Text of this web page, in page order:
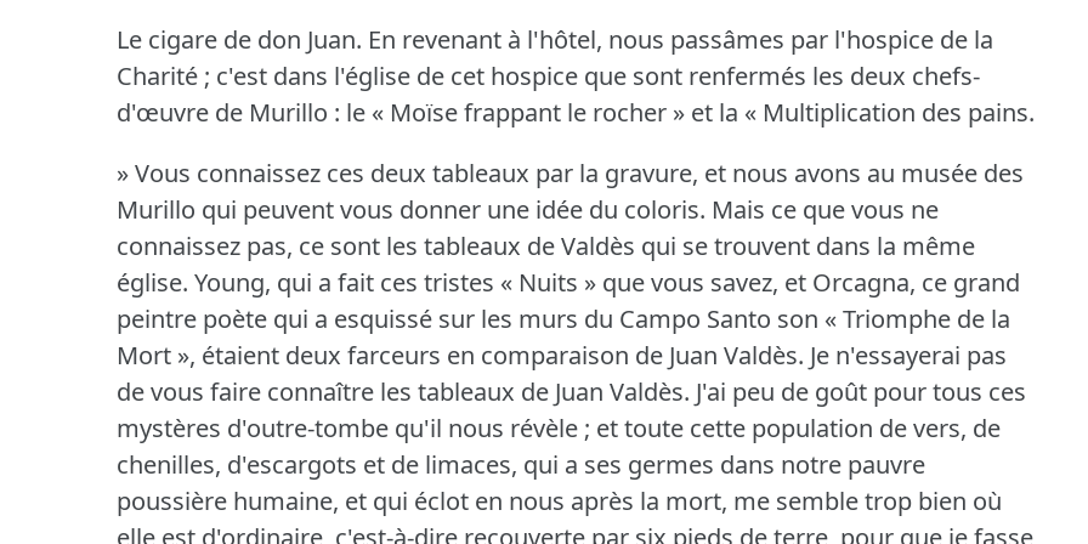
Le cigare de don Juan. En revenant à l'hôtel, nous passâmes par l'hospice de la
Charité ; c'est dans l'église de cet hospice que sont renfermés les deux chefs-
d'œuvre de Murillo : le « Moïse frappant le rocher » et la « Multiplication des pains.
» Vous connaissez ces deux tableaux par la gravure, et nous avons au musée des
Murillo qui peuvent vous donner une idée du coloris. Mais ce que vous ne
connaissez pas, ce sont les tableaux de Valdès qui se trouvent dans la même
église. Young, qui a fait ces tristes « Nuits » que vous savez, et Orcagna, ce grand
peintre poète qui a esquissé sur les murs du Campo Santo son « Triomphe de la
Mort », étaient deux farceurs en comparaison de Juan Valdès. Je n'essayerai pas
de vous faire connaître les tableaux de Juan Valdès. J'ai peu de goût pour tous ces
mystères d'outre-tombe qu'il nous révèle ; et toute cette population de vers, de
chenilles, d'escargots et de limaces, qui a ses germes dans notre pauvre
poussière humaine, et qui éclot en nous après la mort, me semble trop bien où
elle est d'ordinaire, c'est-à-dire recouverte par six pieds de terre, pour que je fasse